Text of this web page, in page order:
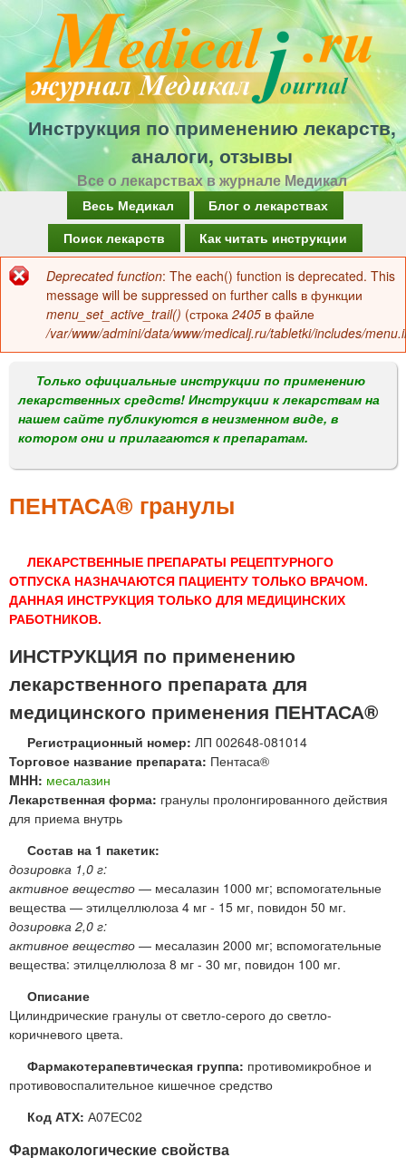
Перейти
к
основному
содержанию
Инструкция по применению лекарств,
аналоги, отзывы
Все о лекарствах в журнале Медикал
а
в
о
м
е
н
Весь Медикал
Блог о лекарствах
Поиск лекарств
Как читать инструкции
Сообщение
об
ошибке
Deprecated function: The each() function is deprecated. This
message will be suppressed on further calls в функции
menu_set_active_trail() (строка 2405 в файле
/var/www/admini/data/www/medicalj.ru/tabletki/includes/
Только официальные инструкции по применению
лекарственных средств! Инструкции к лекарствам на
нашем сайте публикуются в неизменном виде, в
котором они и прилагаются к препаратам.
ПЕНТАСА® гранулы
ЛЕКАРСТВЕННЫЕ ПРЕПАРАТЫ РЕЦЕПТУРНОГО
ОТПУСКА НАЗНАЧАЮТСЯ ПАЦИЕНТУ ТОЛЬКО ВРАЧОМ.
ДАННАЯ ИНСТРУКЦИЯ ТОЛЬКО ДЛЯ МЕДИЦИНСКИХ
РАБОТНИКОВ.
ИНСТРУКЦИЯ по применению
лекарственного препарата для
медицинского применения ПЕНТАСА®
Регистрационный номер: ЛП 002648-081014
Торговое название препарата: Пентаса®
MHH: месалазин
Лекарственная форма: гранулы пролонгированного действия
для приема внутрь
Состав на 1 пакетик:
дозировка 1,0 г:
активное вещество — месалазин 1000 мг; вспомогательные
вещества — этилцеллюлоза 4 мг - 15 мг, повидон 50 мг.
дозировка 2,0 г:
активное вещество — месалазин 2000 мг; вспомогательные
вещества: этилцеллюлоза 8 мг - 30 мг, повидон 100 мг.
Описание
Цилиндрические гранулы от светло-серого до светло-
коричневого цвета.
Фармакотерапевтическая группа: противомикробное и
противовоспалительное кишечное средство
Код АТХ: А07ЕС02
Фармакологические свойства